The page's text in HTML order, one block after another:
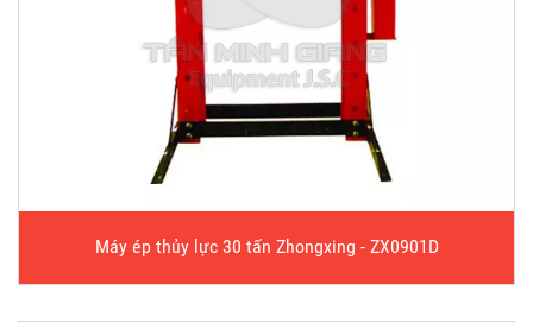
Máy ép thủy lực 30 tấn Zhongxing - ZX0901D